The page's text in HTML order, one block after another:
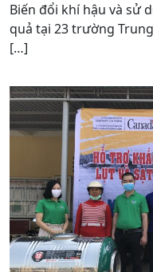
Biến đổi khí hậu và sử
quả tại 23 trường
[…]